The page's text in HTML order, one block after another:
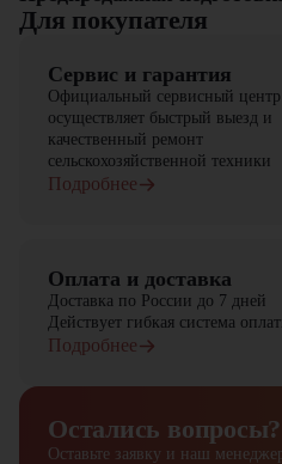
Для покупателя
Сервис и гарантия
Официальный сервисный центр
осуществляет быстрый выезд и
качественный ремонт
сельскохозяйственной техники
Подробнее
Оплата и доставка
Доставка по России до 7 дней
Действует гибкая система
Подробнее
Остались вопросы?
Оставьте заявку и наш